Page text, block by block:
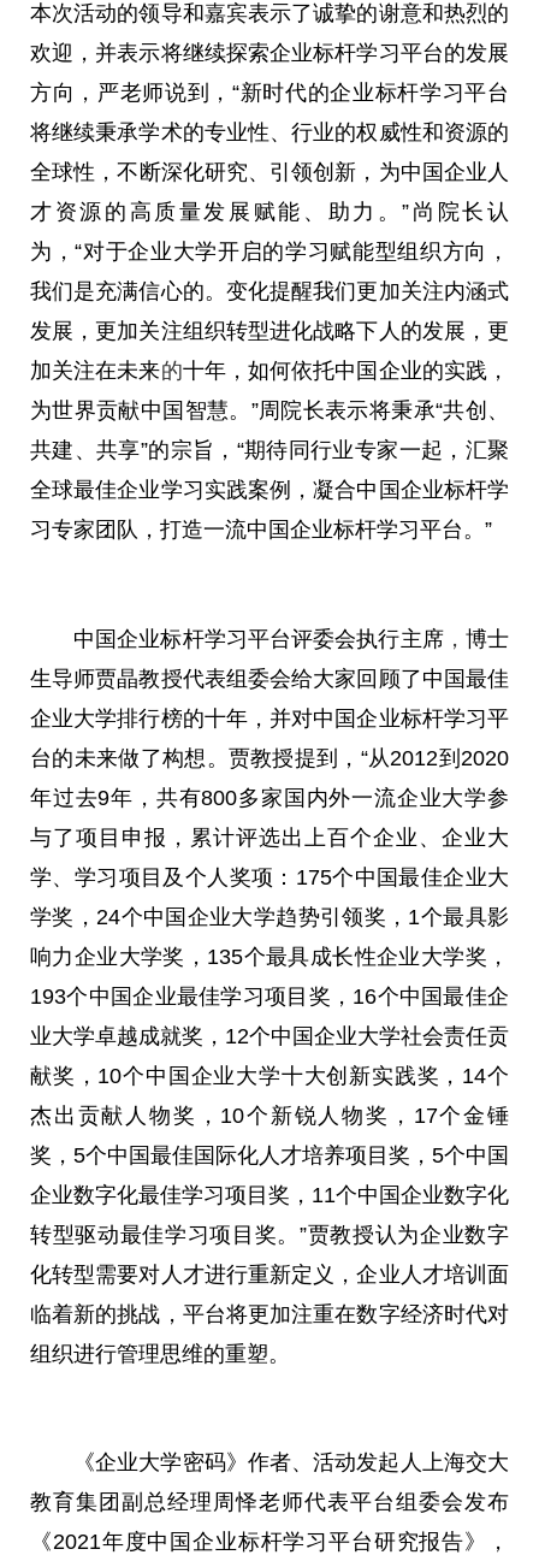
本次活动的领导和嘉宾表示了诚挚的谢意和热烈的
欢迎，并表示将继续探索企业标杆学习 平台的发展
方向，严老师说到，“新时代的企业标杆学习平台
将继续秉承学术的专业性、行业的权威性和资源的
全球性 ，不断深化研究、引领创新，为中国企业人
才资源的高质量发展赋能、助力。”尚院长认
为，“对于企业大学开启的学习 赋能型组织方向，
我们是充满信心的。变化提醒我们更加关注内涵式
发展，更加关注组织转型进化战略下人的发展，更
加关注在未来的十年，如何依托中国企业的实践，
为世界贡献中国智慧。”周院长表示将秉承“共创、
共建、共享”的宗旨，“期待同行业专家一起，汇聚
全球最佳企业学习 实践案例，凝合中国企业标杆学
习 专家团队，打造一流中国企业标杆学习 平台。”
中国企业标杆学习平台评委会执行主席， 博士
生导师贾晶教授代表组委会给大家回顾了中国最佳
企业大学排行榜的十年，并对中国企业标杆学习平
台的未来做了构想。贾教授提到，“从2012到2020
年过去9年，共有800多家国内外一流企业大学参
与了项目申报，累计评选出上百个企业、企业大
学、学习项目及个人奖项：175个中国最佳企业大
学奖，24个中国企业大学趋势引领奖，1个最具影
响力企业大学奖，135个最具成长性企业大学奖，
193个中国企业最佳学习项目奖，16个中国最佳企
业大学卓越成就奖，12个中国企业大学社会责任贡
献奖，10个中国企业大学十大创新实践奖，14个
杰出贡献人物奖，10个新锐人物奖，17个金锤
奖，5个中国最佳国际化人才培养项目奖，5个中国
企业数字化最佳学习项目奖，11个中国企业数字化
转型驱动最佳学习项目奖。”贾教授认为企业数字
化转型需要对人才进行重新定义，企业人才培训面
临着新的挑战， 平台将更加注重在数字经济时代对
组织进行管理思维的重塑。
《企业大学密码》作者、活动发起人上海交大
教育集团副 总经理周怿老师代表平台组委会发布
《2021年度中国企业标杆学习平台研究报告》，